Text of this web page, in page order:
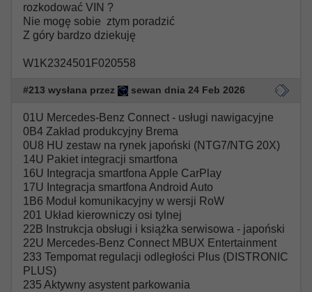
rozkodować VIN ?
Nie mogę sobie ztym poradzić
Z góry bardzo dziekuję
W1K2324501F020558
#213 wysłana przez sewan dnia 24 Feb 2026
01U Mercedes-Benz Connect - usługi nawigacyjne
0B4 Zakład produkcyjny Brema
0U8 HU zestaw na rynek japoński (NTG7/NTG 20X)
14U Pakiet integracji smartfona
16U Integracja smartfona Apple CarPlay
17U Integracja smartfona Android Auto
1B6 Moduł komunikacyjny w wersji RoW
201 Układ kierowniczy osi tylnej
22B Instrukcja obsługi i książka serwisowa - japoński
22U Mercedes-Benz Connect MBUX Entertainment
233 Tempomat regulacji odległości Plus (DISTRONIC
PLUS)
235 Aktywny asystent parkowania